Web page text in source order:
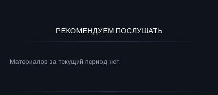
РЕКОМЕНДУЕМ ПОСЛУШАТЬ
Материалов за текущий период нет.